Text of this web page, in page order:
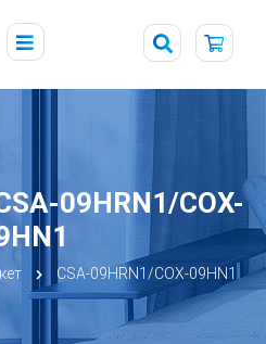
09HRN1/COX-
CSA-09HRN1/COX-09HN1